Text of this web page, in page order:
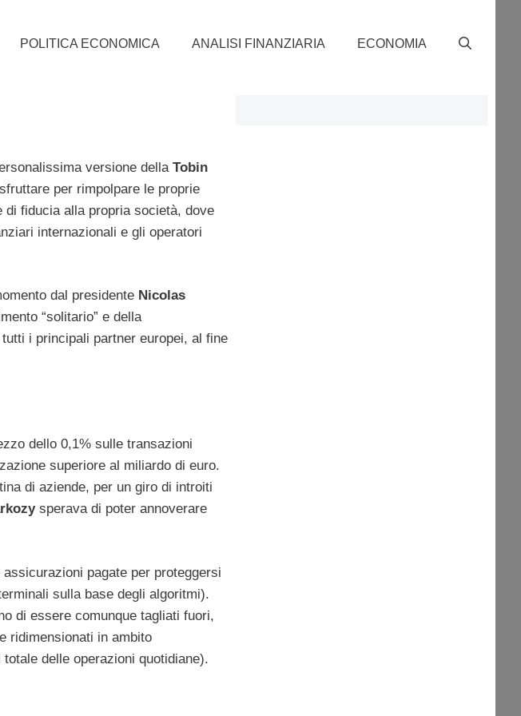
POLITICA ECONOMICA ANALISI FINANZIARIA ECONOMIA
versione della Tobin
per rimpolpare le proprie
fiducia alla propria società, dove
internazionali e gli operatori
dal presidente Nicolas
“solitario” e della
i principali partner europei, al fine
dello 0,1% sulle transazioni
superiore al miliardo di euro.
di aziende, per un giro di introiti
sperava di poter annoverare
pagate per proteggersi
sulla base degli algoritmi).
di essere comunque tagliati fuori,
ridimensionati in ambito
delle operazioni quotidiane).